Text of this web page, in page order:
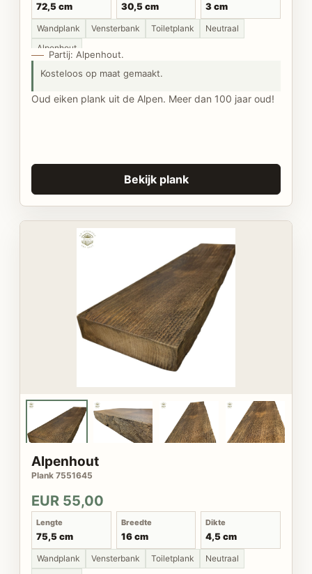
72,5 cm 30,5 cm 3 cm
Wandplank Vensterbank Toiletplank
Neutraal
Alpenhout
Partij: Alpenhout.
Kosteloos op maat gemaakt.
Oud eiken plank uit de Alpen. Meer dan 100 jaar oud!
Bekijk plank
Alpenhout
Plank 7551645
EUR 55,00
Lengte
75,5 cm
Breedte
16 cm
Dikte
4,5 cm
Wandplank Vensterbank Toiletplank
Neutraal